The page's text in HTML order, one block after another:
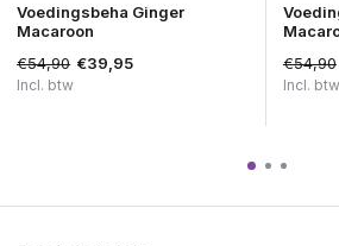
Voedingsbeha Ginger
Macaroon
€54,90 €39,95
Incl. btw
€54,90
Incl. btw